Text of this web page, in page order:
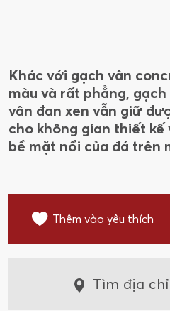
Khác với gạch vân
màu và rất phẳng,
vân đan xen vẫn giữ
cho không gian thiết kế
bề mặt nổi của đá trên
Thêm vào yêu thích
Tìm địa